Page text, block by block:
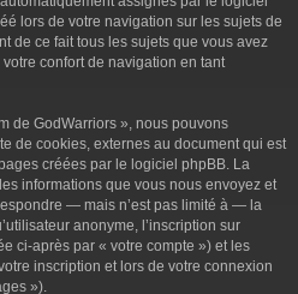
lors de votre navigation sur les sujets de
de ce fait tous les sujets que vous avez
confort de navigation en tant
de GodWarriors », nous pouvons
de cookies, externes au document qui est
créées par le logiciel phpBB. La
informations que vous nous envoyez et
— mais n’est pas limité à — la
anonyme, l’inscription sur
ci-après par « votre compte ») et les
inscription et lors de votre connexion
»).